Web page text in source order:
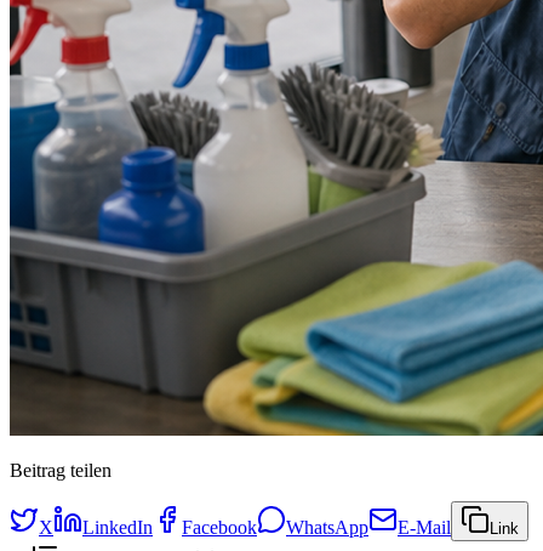
Beitrag teilen
X LinkedIn Facebook WhatsApp E-Mail Link